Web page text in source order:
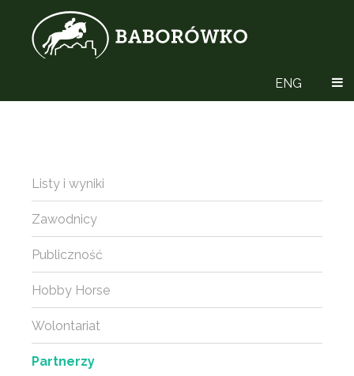
ENG
Listy i wyniki
Zawodnicy
Publiczność
Hobby Horse
Wolontariat
Partnerzy